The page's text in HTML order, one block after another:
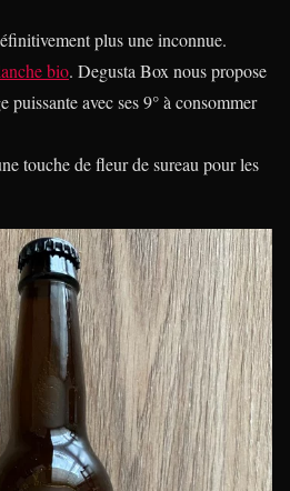
plus une inconnue.
bio. Degusta Box nous propose
avec ses 9° à consommer
touche de fleur de sureau pour les